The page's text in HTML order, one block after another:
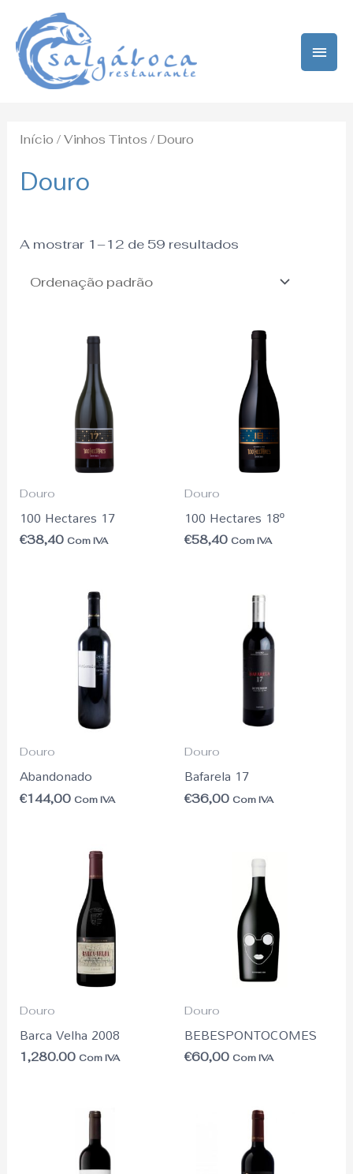
content
Início /Vinhos Tintos / Douro
Douro
A mostrar 1–12 de 59 resultados
Douro
100 Hectares 17
€38,40 Com IVA
Douro
100 Hectares 18º
€58,40 Com IVA
Douro
Abandonado
€144,00 Com IVA
Douro
Bafarela 17
€36,00 Com IVA
Douro
Barca Velha 2008
1,280.00 Com IVA
Douro
BEBESPONTOCOMES
€60,00 Com IVA